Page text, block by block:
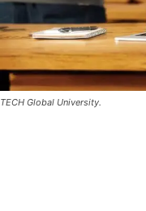
TECH Global University.